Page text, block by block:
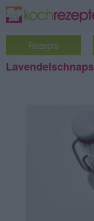
Rezepte
Lavendelschnaps